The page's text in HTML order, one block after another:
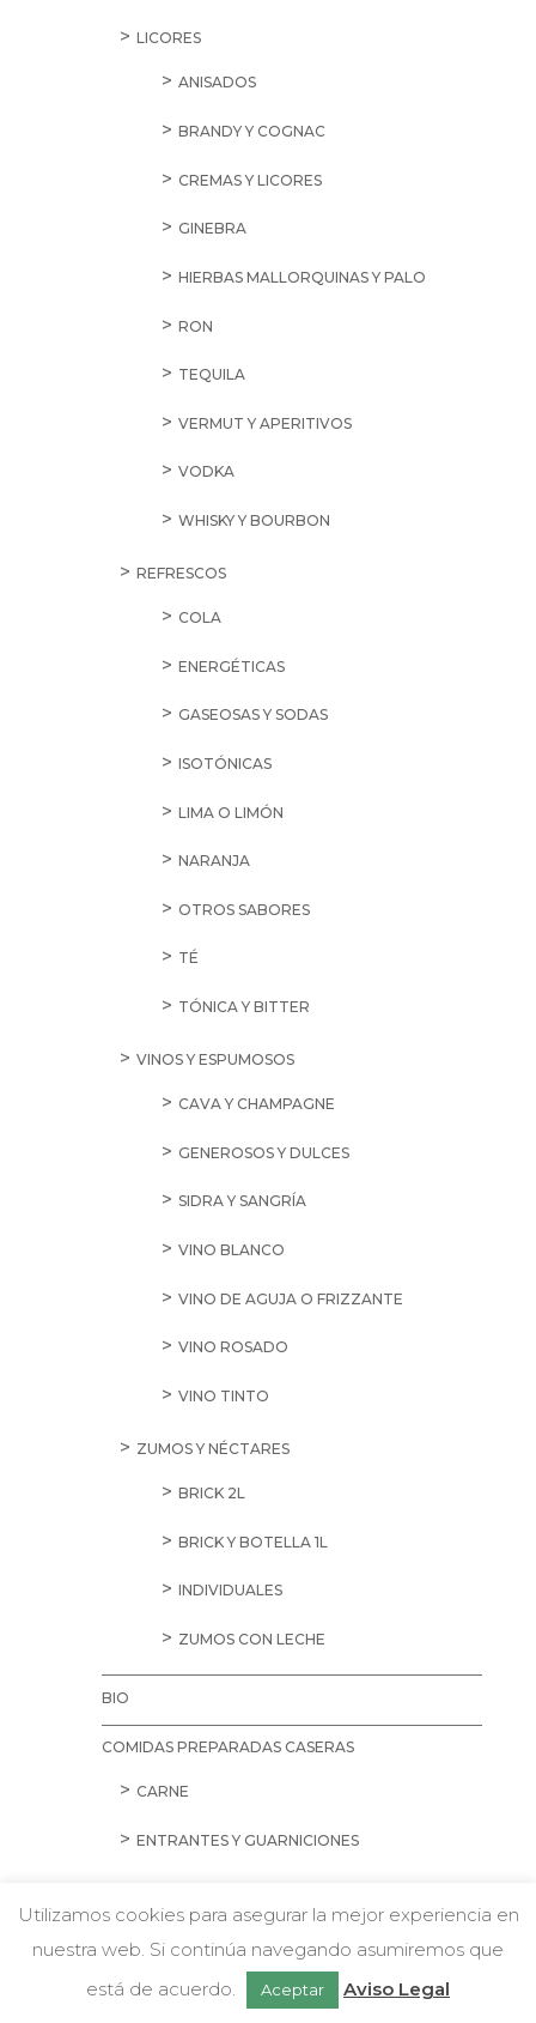
LICORES
ANISADOS
BRANDY Y COGNAC
CREMAS Y LICORES
GINEBRA
HIERBAS MALLORQUINAS Y PALO
RON
TEQUILA
VERMUT Y APERITIVOS
VODKA
WHISKY Y BOURBON
REFRESCOS
COLA
ENERGÉTICAS
GASEOSAS Y SODAS
ISOTÓNICAS
LIMA O LIMÓN
NARANJA
OTROS SABORES
TÉ
TÓNICA Y BITTER
VINOS Y ESPUMOSOS
CAVA Y CHAMPAGNE
GENEROSOS Y DULCES
SIDRA Y SANGRÍA
VINO BLANCO
VINO DE AGUJA O FRIZZANTE
VINO ROSADO
VINO TINTO
ZUMOS Y NÉCTARES
BRICK 2L
BRICK Y BOTELLA 1L
INDIVIDUALES
ZUMOS CON LECHE
BIO
COMIDAS PREPARADAS CASERAS
CARNE
ENTRANTES Y GUARNICIONES
ESPECIAL TORRADA
w Chatea con nosotros
Utilizamos cookies para asegurar la mejor experiencia en
nuestra web. Si continúa navegando asumiremos que
está de acuerdo.
Aceptar Aviso Legal